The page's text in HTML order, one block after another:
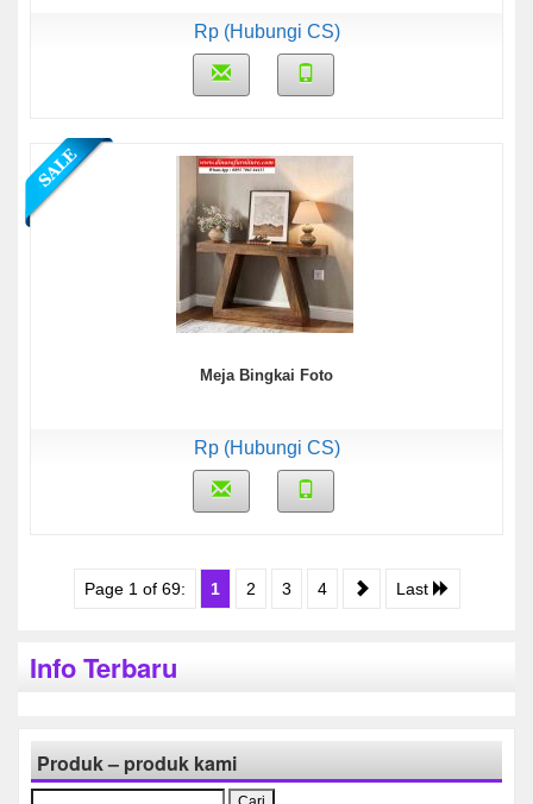
Rp (Hubungi CS)
Meja Bingkai Foto
Rp (Hubungi CS)
Page 1 of 69: 1 2 3 4 Last
Info Terbaru
Produk – produk kami